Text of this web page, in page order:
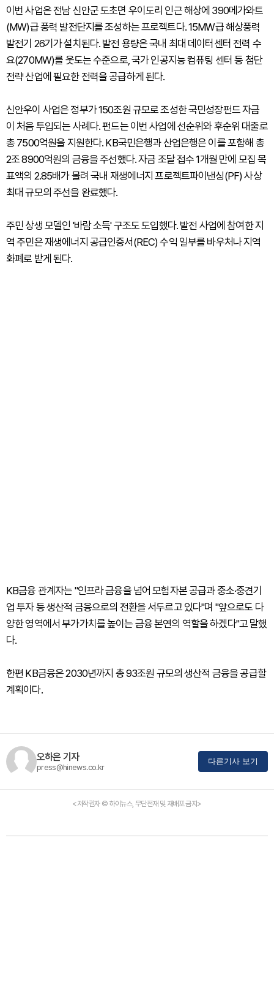
이번 사업은 전남 신안군 도초면 우이도리 인근 해상에 390메가와트
(MW)급 풍력 발전단지를 조성하는 프로젝트다. 15MW급 해상풍력
발전기 26기가 설치된다. 발전 용량은 국내 최대 데이터센터 전력 수
요(270MW)를 웃도는 수준으로, 국가 인공지능 컴퓨팅 센터 등 첨단
전략 산업에 필요한 전력을 공급하게 된다.
신안우이 사업은 정부가 150조원 규모로 조성한 국민성장펀드 자금
이 처음 투입되는 사례다. 펀드는 이번 사업에 선순위와 후순위 대출로
총 7500억원을 지원한다. KB국민은행과 산업은행은 이를 포함해 총
2조 8900억원의 금융을 주선했다. 자금 조달 접수 1개월 만에 모집 목
표액의 2.85배가 몰려 국내 재생에너지 프로젝트파이낸싱(PF) 사상
최대 규모의 주선을 완료했다.
주민 상생 모델인 '바람 소득' 구조도 도입했다. 발전 사업에 참여한 지
역 주민은 재생에너지 공급인증서(REC) 수익 일부를 바우처나 지역
화폐로 받게 된다.
KB금융 관계자는 "인프라 금융을 넘어 모험자본 공급과 중소·중견기
업 투자 등 생산적 금융으로의 전환을 서두르고 있다"며 "앞으로도 다
양한 영역에서 부가가치를 높이는 금융 본연의 역할을 하겠다"고 말했
다.
한편 KB금융은 2030년까지 총 93조원 규모의 생산적 금융을 공급할
계획이다.
오하은 기자
press@hinews.co.kr
다른기사 보기
<저작권자 © 하이뉴스, 무단전재 및 재배포 금지>